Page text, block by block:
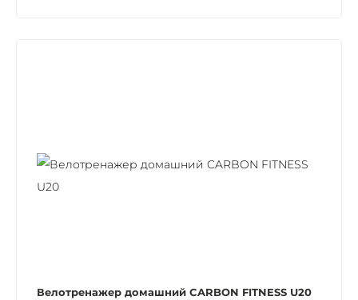
Велотренажер домашний CARBON FITNESS U20